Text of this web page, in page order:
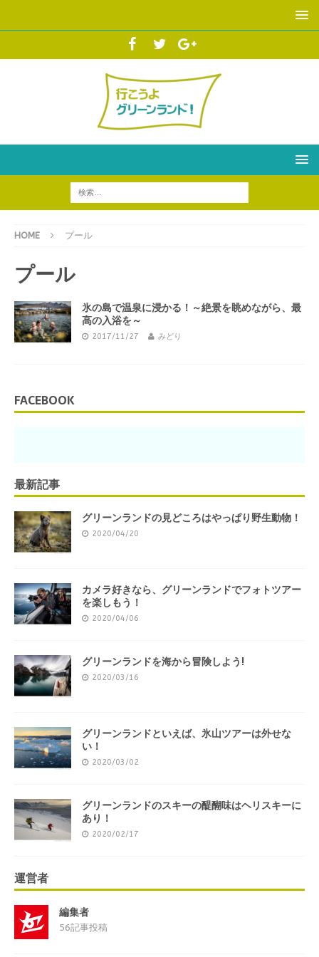
HOME プール
プール
氷の島で温泉に浸かる！～絶景を眺めながら、最
高の入浴を～
2017/11/27 みどり
FACEBOOK
最新記事
グリーンランドの見どころはやっぱり野生動物！
2020/04/20
カメラ好きなら、グリーンランドでフォトツアー
を楽しもう！
2020/04/06
グリーンランドを海から冒険しよう!
2020/03/16
グリーンランドといえば、氷山ツアーは外せな
い！
2020/03/02
グリーンランドのスキーの醍醐味はヘリスキーに
あり！
2020/02/17
運営者
編集者
56記事投稿